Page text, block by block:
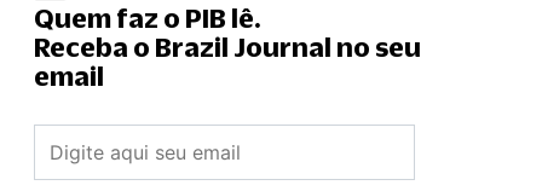
Quem faz o PIB lê.
Receba o Brazil Journal no seu
email